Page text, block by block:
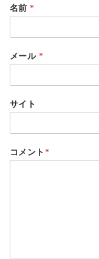
名前*
メール *
サイト
コメント*